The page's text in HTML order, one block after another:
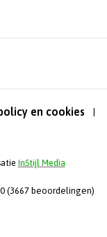
en cookies |
InStijl Media
(3667 beoordelingen)